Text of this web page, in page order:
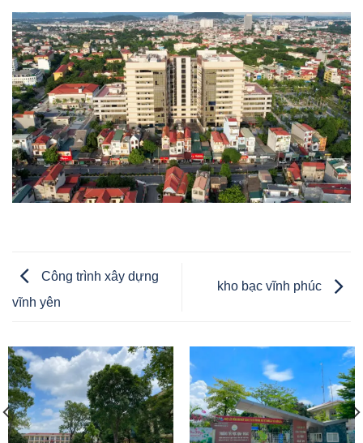
Công trình xây dựng
vĩnh yên
kho bạc vĩnh phúc